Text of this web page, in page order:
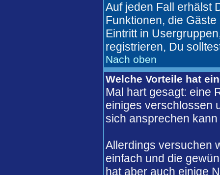
Auf jeden Fall erhälst
Funktionen, die
Eintritt in
registrieren, Du
Nach oben
Welche Vorteile hat
Mal hart gesagt: eine
einiges verschlossen
sich ansprechen
Allerdings versuchen
einfach und die
hat aber auch einige